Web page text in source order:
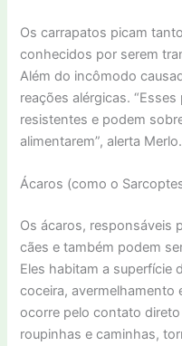
Os carrapatos picam
conhecidos por serem
Além do incômodo
reações alérgicas.
resistentes e podem
alimentarem”, alerta Merlo.
Ácaros (como o
Os ácaros, responsáveis
cães e também podem
Eles habitam a superfície
coceira, avermelhamento
ocorre pelo contato
roupinhas e caminhas,